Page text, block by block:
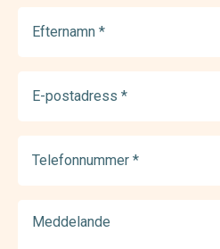
(Required)
postadress
(Required)